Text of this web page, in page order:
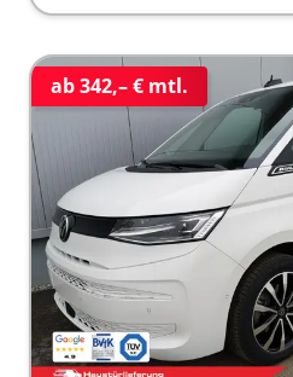
ab 342,– € mtl.